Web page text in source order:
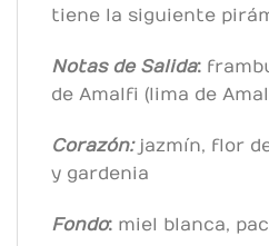
tiene la siguiente
Notas de Salida:
de Amalfi (lima de
Corazón: jazmín, flor
y gardenia
Fondo: miel blanca,